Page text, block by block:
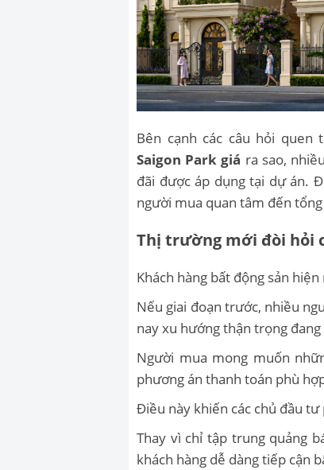
Bên cạnh các câu hỏi quen
Saigon Park giá ra sao,
đãi được áp dụng tại dự án.
người mua quan tâm đến
Thị trường mới đòi hỏi
Khách hàng bất động sản
Nếu giai đoạn trước, nhiều
nay xu hướng thận trọng
Người mua mong muốn
phương án thanh toán phù
Điều này khiến các chủ đầu
Thay vì chỉ tập trung quảng
khách hàng dễ dàng tiếp cận